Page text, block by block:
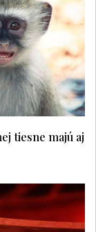
tiesne majú aj